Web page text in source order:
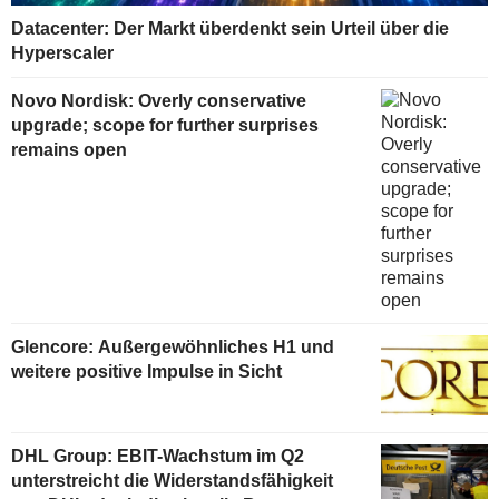
Datacenter: Der Markt überdenkt sein Urteil über die
Hyperscaler
Novo Nordisk: Overly conservative
upgrade; scope for further surprises
remains open
Glencore: Außergewöhnliches H1 und
weitere positive Impulse in Sicht
DHL Group: EBIT-Wachstum im Q2
unterstreicht die Widerstandsfähigkeit